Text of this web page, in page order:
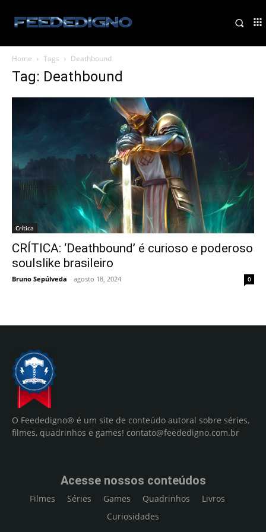
Home Tags Deathbound
Tag: Deathbound
Crítica
CRÍTICA: ‘Deathbound’ é curioso e poderoso
soulslike brasileiro
Bruno Sepúlveda - agosto 18, 2024 0
O Feededigno® é um site de conteúdo autoral sobre séries,
filmes, quadrinhos e games! contato@feededigno.com.br
Acesse nossos conteúdos
Filmes Séries Games Quadrinhos
Livros
Curiosidades